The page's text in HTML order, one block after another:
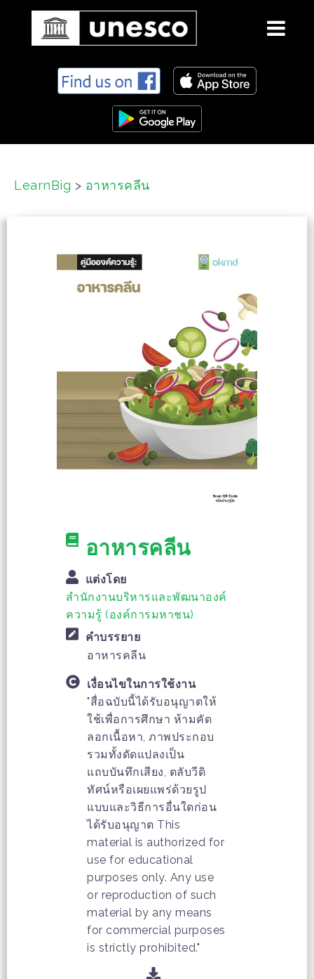
t
LearnBig > อาหารคลีน
อาหารคลีน
แต่งโดย
สำนักงานบริหารและพัฒนาองค์
ความรู้ (องค์การมหาชน)
คำบรรยาย
อาหารคลีน
เงื่อนไขในการใช้งาน
"สื่อฉบับนี้ได้รับอนุญาตให้
ใช้เพื่อการศึกษา ห้ามคัด
ลอกเนื้อหา, ภาพประกอบ
รวมทั้งดัดแปลงเป็น
แถบบันทึกเสียง, ตลับวีดิ
ทัศน์หรือเผยแพร่ด้วยรูป
แบบและวิธีการอื่นใดก่อน
ได้รับอนุญาต This
material is authorized for
use for educational
purposes only. Any use
or reproduction of such
material by any means
for commercial purposes
is strictly prohibited."